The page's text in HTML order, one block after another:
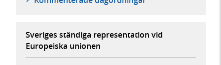
Sveriges ständiga representation vid
Europeiska unionen